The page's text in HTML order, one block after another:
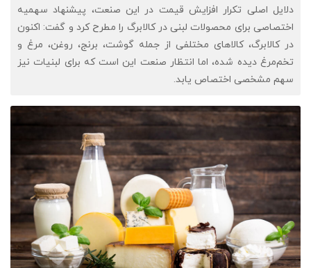
دلایل اصلی تکرار افزایش قیمت در این صنعت، پیشنهاد سهمیه‌
اختصاصی برای محصولات لبنی در کالابرگ را مطرح کرد و گفت: اکنون
در کالابرگ، کالاهای مختلفی از جمله گوشت، برنج، روغن، مرغ و
تخم‌مرغ دیده شده، اما انتظار صنعت این است که برای لبنیات نیز
سهم مشخصی اختصاص یابد.